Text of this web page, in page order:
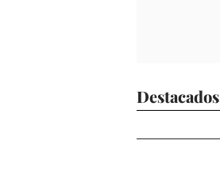
Destacados